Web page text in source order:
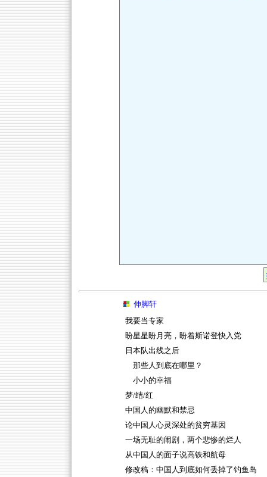
伸脚轩
我要当专家
盼星星盼月亮，盼着斯诺登快入党
日本队出线之后
那些人到底在哪里？
小小的幸福
梦/结/红
中国人的幽默和禁忌
论中国人心灵深处的贫穷基因
一场无耻的闹剧，两个悲惨的烂人
从中国人的面子说高铁和航母
修改稿：中国人到底如何丢掉了钓鱼岛